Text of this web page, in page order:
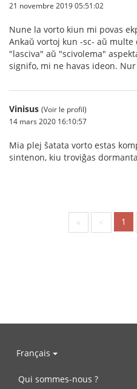
21 novembre 2019 05:51:02
Nune la vorto kiun mi povas
Ankaŭ vortoj kun -sc- aŭ
"lasciva" aŭ "scivolema"
signifo, mi ne havas ideon.
Vinisus (Voir le profil)
14 mars 2020 16:10:57
Mia plej ŝatata vorto estas
sintenon, kiu troviĝas
« < 1
Français
Qui sommes-nous ?